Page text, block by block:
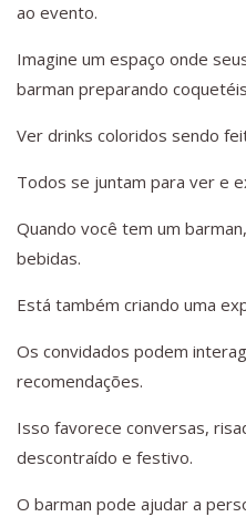
ao evento.
Imagine um espaço onde
barman preparando
Ver drinks coloridos sendo
Todos se juntam para ver e
Quando você tem um
bebidas.
Está também criando uma
Os convidados podem
recomendações.
Isso favorece conversas,
descontraído e festivo.
O barman pode ajudar a